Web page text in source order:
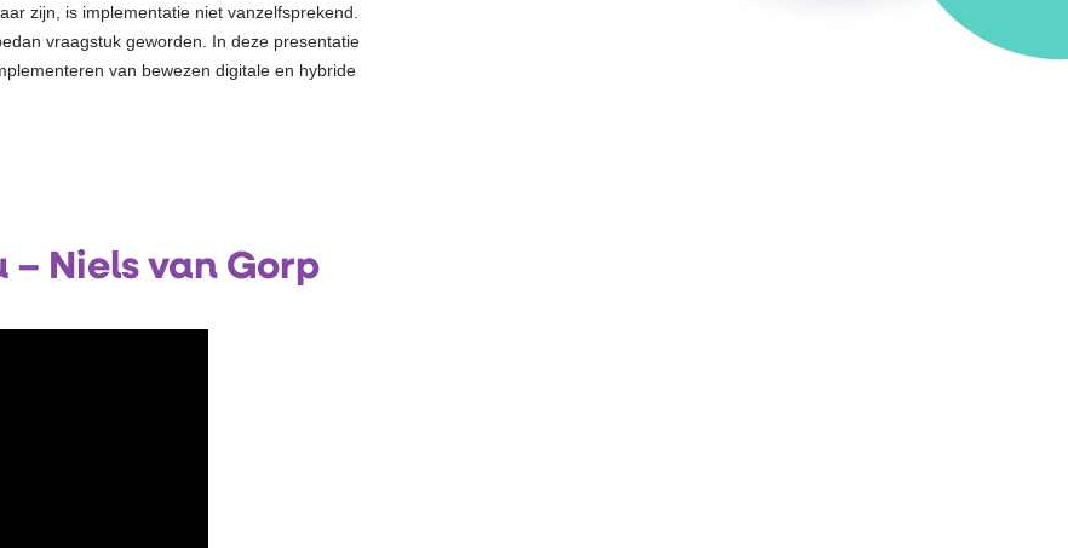
zijn, is implementatie niet vanzelfsprekend.
vraagstuk geworden. In deze presentatie
van bewezen digitale en hybride
Niels van Gorp